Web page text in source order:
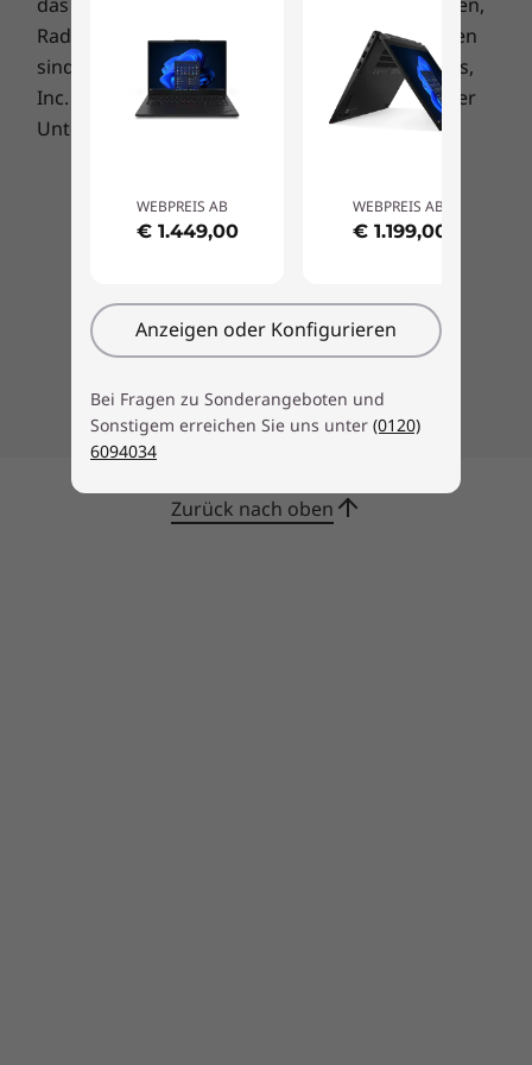
Radeon, Threadripper und deren Kombinationen
sind Warenzeichen von Advanced Micro Devices,
Inc. Marken und Dienstleistungsmarken anderer
Unternehmen werden anerkannt.
Zurück nach oben
WEBPREIS AB
€ 1.449,00
WEBPREIS AB
€ 1.199,00
Anzeigen oder Konfigurieren
Bei Fragen zu Sonderangeboten und
Sonstigem erreichen Sie uns unter (0120)
6094034